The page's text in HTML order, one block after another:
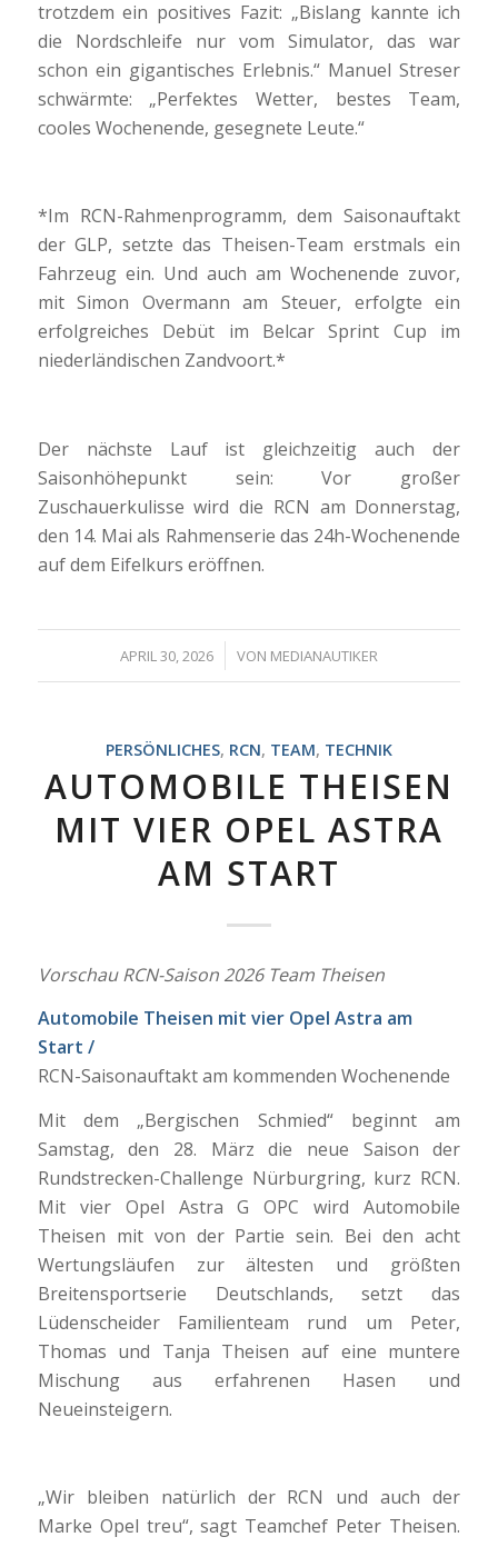
trotzdem ein positives Fazit: „Bislang kannte ich
die Nordschleife nur vom Simulator, das war
schon ein gigantisches Erlebnis.“ Manuel Streser
schwärmte: „Perfektes Wetter, bestes Team,
cooles Wochenende, gesegnete Leute.“
*Im RCN-Rahmenprogramm, dem Saisonauftakt
der GLP, setzte das Theisen-Team erstmals ein
Fahrzeug ein. Und auch am Wochenende zuvor,
mit Simon Overmann am Steuer, erfolgte ein
erfolgreiches Debüt im Belcar Sprint Cup im
niederländischen Zandvoort.*
Der nächste Lauf ist gleichzeitig auch der
Saisonhöhepunkt sein: Vor großer
Zuschauerkulisse wird die RCN am Donnerstag,
den 14. Mai als Rahmenserie das 24h-Wochenende
auf dem Eifelkurs eröffnen.
APRIL 30, 2026
/ VON MEDIANAUTIKER
PERSÖNLICHES, RCN, TEAM, TECHNIK
AUTOMOBILE THEISEN
MIT VIER OPEL ASTRA
AM START
Vorschau RCN-Saison 2026 Team Theisen
Automobile Theisen mit vier Opel Astra am
Start /
RCN-Saisonauftakt am kommenden Wochenende
Mit dem „Bergischen Schmied“ beginnt am
Samstag, den 28. März die neue Saison der
Rundstrecken-Challenge Nürburgring, kurz RCN.
Mit vier Opel Astra G OPC wird Automobile
Theisen mit von der Partie sein. Bei den acht
Wertungsläufen zur ältesten und größten
Breitensportserie Deutschlands, setzt das
Lüdenscheider Familienteam rund um Peter,
Thomas und Tanja Theisen auf eine muntere
Mischung aus erfahrenen Hasen und
Neueinsteigern.
„Wir bleiben natürlich der RCN und auch der
Marke Opel treu“, sagt Teamchef Peter Theisen.